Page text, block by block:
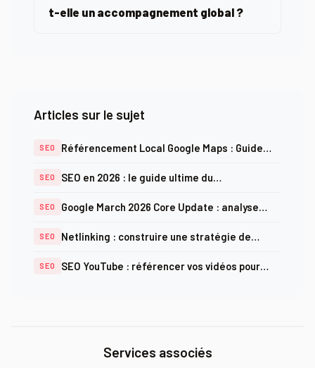
t-elle un accompagnement global ?
Articles sur le sujet
SEO
Référencement Local Google Maps : Guide
SEO
SEO en 2026 : le guide ultime du
SEO
Google March 2026 Core Update : analyse
SEO
Netlinking : construire une stratégie de
SEO
SEO YouTube : référencer vos vidéos pour
Services associés